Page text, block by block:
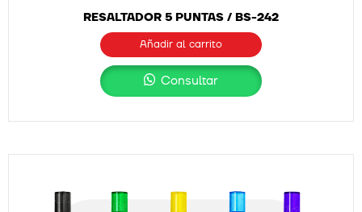
RESALTADOR 5 PUNTAS / BS-242
Añadir al carrito
Consultar